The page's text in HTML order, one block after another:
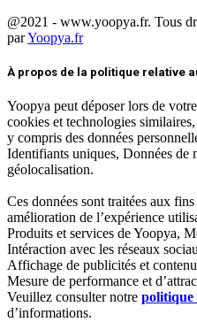
@2021 - www.yoopya.fr. Tous
parYoopya.fr
À propos de la politique relative
Yoopya peut déposer lors de
cookies et technologies
y compris des données
Identifiants uniques, Données de
géolocalisation.
Ces données sont traitées aux
amélioration de l’expérience
Produits et services de Yoopya,
Intéraction avec les réseaux
Affichage de publicités et
Mesure de performance et
Veuillez consulter notre politique
d’informations.